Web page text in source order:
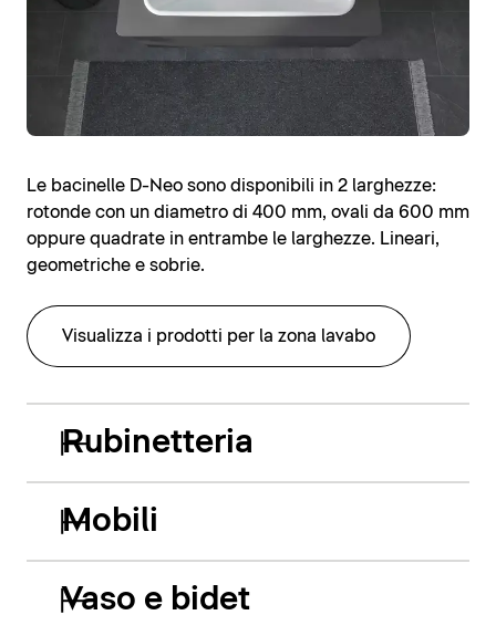
Le bacinelle D-Neo sono disponibili in 2 larghezze:
rotonde con un diametro di 400 mm, ovali da 600 mm
oppure quadrate in entrambe le larghezze. Lineari,
geometriche e sobrie.
Visualizza i prodotti per la zona lavabo
Rubinetteria
Mobili
Vaso e bidet